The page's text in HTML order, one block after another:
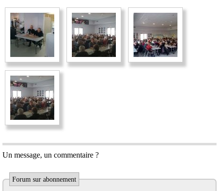
Un message, un commentaire ?
Forum sur abonnement